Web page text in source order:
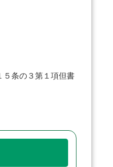
５条の３第１項但書